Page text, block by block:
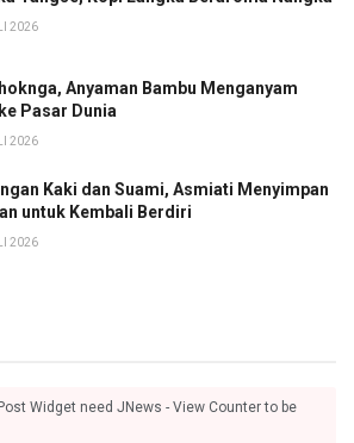
2026
Anyaman Bambu Menganyam
Pasar Dunia
2026
Kaki dan Suami, Asmiati Menyimpan
untuk Kembali Berdiri
2026
Widget need JNews - View Counter to be